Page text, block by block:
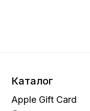
Каталог
Apple Gift Card